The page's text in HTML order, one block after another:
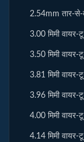
2.54mm तार-से-
3.00 मिमी वायर-
3.50 मिमी वायर-
3.81 मिमी वायर-
3.96 मिमी वायर-
4.00 मिमी वायर-
4.14 मिमी वायर-